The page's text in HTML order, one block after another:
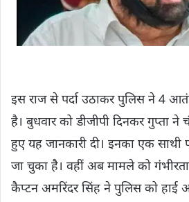
इस राज से पर्दा उठाकर पुलिस ने 4
है। बुधवार को डीजीपी दिनकर गुप्ता ने
हुए यह जानकारी दी। इनका एक साथी
जा चुका है। वहीं अब मामले को
कैप्टन अमरिंदर सिंह ने पुलिस को हाई